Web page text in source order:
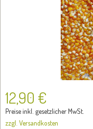
12,90 €
Preise inkl. gesetzlicher MwSt.
zzgl. Versandkosten